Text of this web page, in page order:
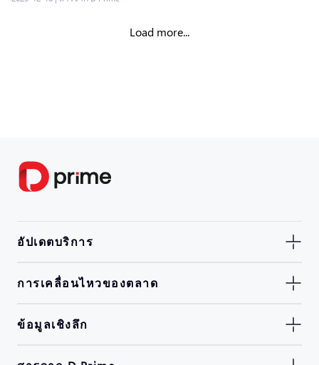
Load more...
อัปเดตบริการ
การเคลื่อนไหวของตลาด
ข้อมูลเชิงลึก